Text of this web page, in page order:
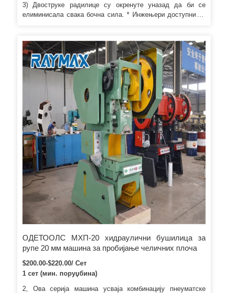
3) Двоструке радилице су окренуте уназад да би се
елиминисала свака бочна сила. * Инжењери доступни за
ОДЕТООЛС МХП-20 хидраулични бушилица за
рупе 20 мм машина за пробијање челичних плоча
$200.00-$220.00/ Сет
1 сет (мин. поруџбина)
2, Ова серија машина усваја комбинацију пнеуматске